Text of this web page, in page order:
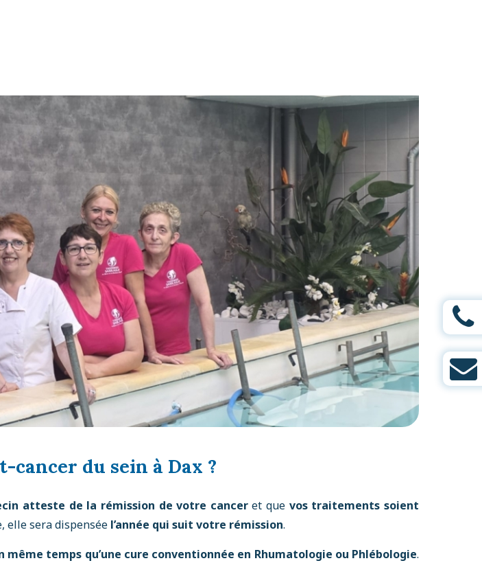
du sein à Dax ?
atteste de la rémission de votre canceret que vos traitements soient
elle sera dispensée l’année qui suit votre rémission.
même temps qu’une cure conventionnée en Rhumatologie ou Phlébologie.